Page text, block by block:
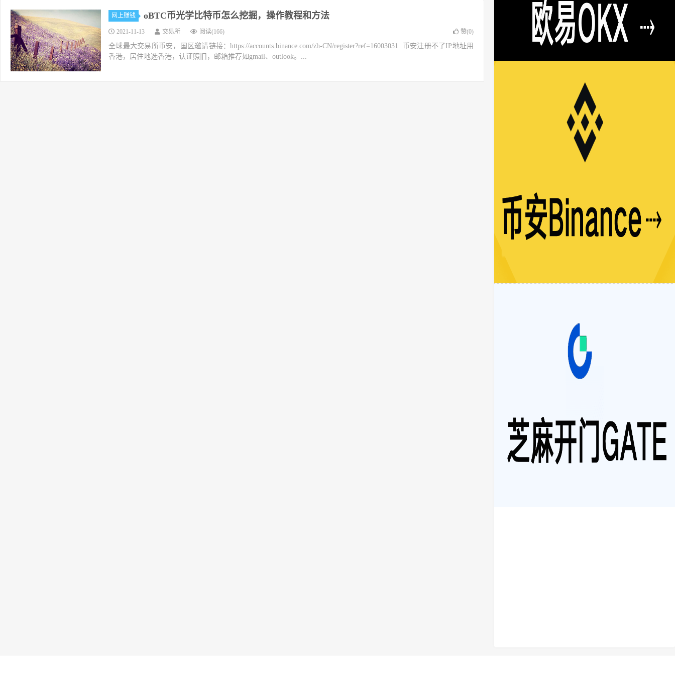
网上赚钱 oBTC币光学比特币怎么挖掘，操作教程和方法
2021-11-13 交易所 阅读(166) 赞(0)
全球最大交易所币安，国区邀请链接：https://accounts.binance.com/zh-CN/register?ref=16003031 币安注册不了IP地址用
香港，居住地选香港，认证照旧，邮箱推荐如gmail、outlook。...